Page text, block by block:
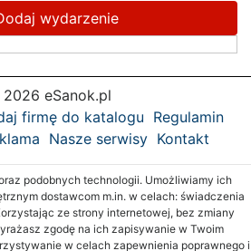
wydarzenie
eSanok.pl
firmę do katalogu Regulamin
Nasze serwisy Kontakt
podobnych technologii. Umożliwiamy ich
dostawcom m.in. w celach: świadczenia
ze strony internetowej, bez zmiany
zgodę na ich zapisywanie w Twoim
w celach zapewnienia poprawnego i